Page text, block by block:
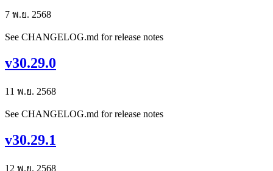
7 พ.ย. 2568
See CHANGELOG.md for release notes
v30.29.0
11 พ.ย. 2568
See CHANGELOG.md for release notes
v30.29.1
12 พ.ย. 2568